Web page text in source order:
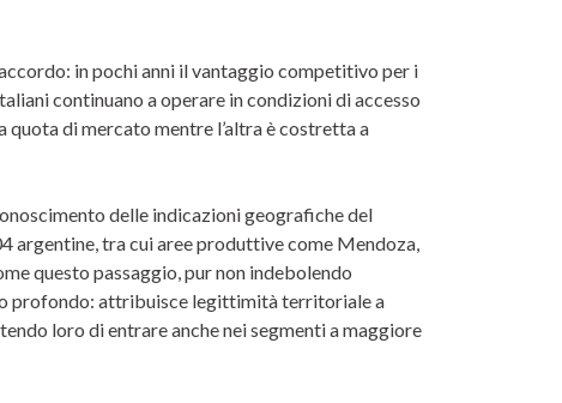
in pochi anni il vantaggio competitivo per i
continuano a operare in condizioni di accesso
di mercato mentre l’altra è costretta a
delle indicazioni geografiche del
argentine, tra cui aree produttive come Mendoza,
questo passaggio, pur non indebolendo
profondo: attribuisce legittimità territoriale a
loro di entrare anche nei segmenti a maggiore